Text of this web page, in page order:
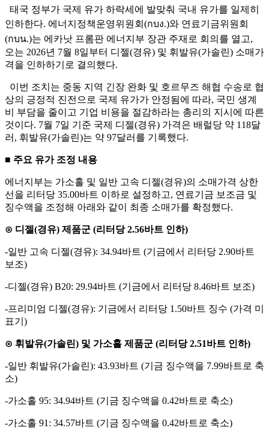
태국 정부가 국제 유가 하락세에 발맞춰 국내 유가를 일제히
인하한다. 에너지정책운영위원회(กบง.)와 연료기금위원회
(กบน.)는 에카낫 프롬판 에너지부 장관 주재로 회의를 열고,
오는 2026년 7월 8일부터 디젤(경유) 및 휘발유(가솔린) 소매가
격을 인하하기로 결의했다.
이번 조치는 중동 지역 긴장 완화 및 호르무즈 해협 수송로 협
상의 긍정적 진전으로 국제 유가가 안정됨에 따라, 국민 생계
비 부담을 줄이고 기업 비용을 절감하라는 총리의 지시에 따른
것이다. 7월 7일 기준 국제 디젤(경유) 가격은 배럴당 약 118달
러, 휘발유(가솔린)는 약 97달러를 기록했다.
■ 주요 유가 조정 내용
에너지부는 가소홀 및 일반 고속 디젤(경유)의 소매가격 상한
선을 리터당 35.00바트 이하로 설정하고, 연료기금 보조금 및
징수액을 조정해 아래와 같이 최종 소매가를 확정했다.
⊙ 디젤(경유) 제품군 (리터당 2.56바트 인하)
-일반 고속 디젤(경유): 34.94바트 (기금에서 리터당 2.90바트
보조)
-디젤(경유) B20: 29.94바트 (기금에서 리터당 8.46바트 보조)
-프리미엄 디젤(경유): 기금에서 리터당 1.50바트 징수 (가격 미
표기)
⊙ 휘발유(가솔린) 및 가소홀 제품군 (리터당 2.51바트 인하)
-일반 휘발유(가솔린): 43.93바트 (기금 징수액을 7.99바트로 축
소)
-가소홀 95: 34.94바트 (기금 징수액을 0.42바트로 축소)
-가소홀 91: 34.57바트 (기금 징수액을 0.42바트로 축소)